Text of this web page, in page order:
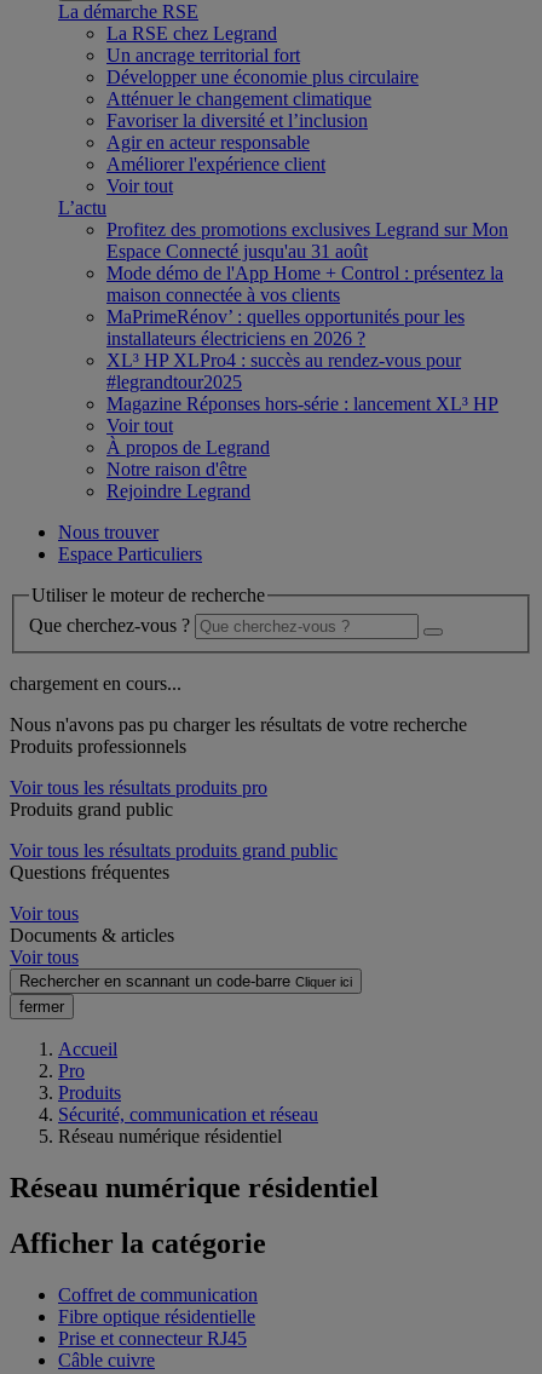
La démarche RSE
La RSE chez Legrand
Un ancrage territorial fort
Développer une économie plus circulaire
Atténuer le changement climatique
Favoriser la diversité et l’inclusion
Agir en acteur responsable
Améliorer l'expérience client
Voir tout
L’actu
Profitez des promotions exclusives Legrand sur Mon
Espace Connecté jusqu'au 31 août
Mode démo de l'App Home + Control : présentez la
maison connectée à vos clients
MaPrimeRénov’ : quelles opportunités pour les
installateurs électriciens en 2026 ?
XL³ HP XLPro4 : succès au rendez-vous pour
#legrandtour2025
Magazine Réponses hors-série : lancement XL³ HP
Voir tout
À propos de Legrand
Notre raison d'être
Rejoindre Legrand
Nous trouver
Espace Particuliers
Utiliser le moteur de recherche
Que cherchez-vous ?
chargement en cours...
Nous n'avons pas pu charger les résultats de votre recherche
Produits professionnels
Voir tous les résultats produits pro
Produits grand public
Voir tous les résultats produits grand public
Questions fréquentes
Voir tous
Documents & articles
Voir tous
Rechercher en scannant un code-barre Cliquer ici
fermer
Accueil
Pro
Produits
Sécurité, communication et réseau
Réseau numérique résidentiel
Réseau numérique résidentiel
Afficher la catégorie
Coffret de communication
Fibre optique résidentielle
Prise et connecteur RJ45
Câble cuivre